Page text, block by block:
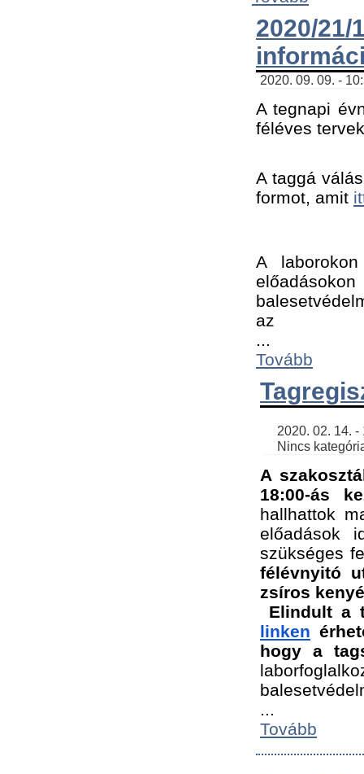
2020/
2020. 09. 09. -
A tegnapi
féléves
A taggá
formot, amit
A
az ﻿
Tovább
Nincs
A
18:00-ás
hallhattok
előadások
szükséges
félévnyitó
zsíros
Elindult a
linken
hogy a
Tovább